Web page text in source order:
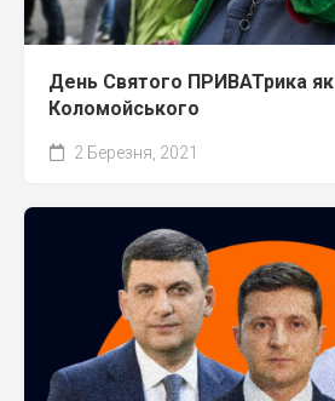
День Святого ПРИВАТрика як
Коломойського
2 Березня, 2021